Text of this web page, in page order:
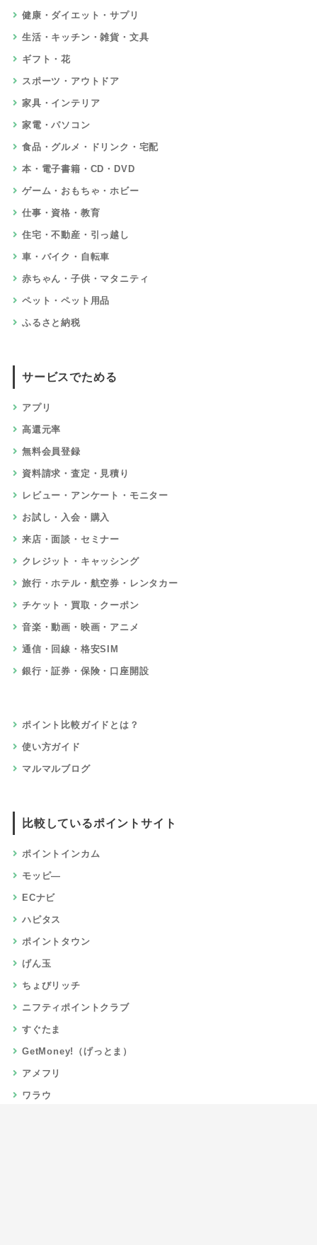
健康・ダイエット・サプリ
生活・キッチン・雑貨・文具
ギフト・花
スポーツ・アウトドア
家具・インテリア
家電・パソコン
食品・グルメ・ドリンク・宅配
本・電子書籍・CD・DVD
ゲーム・おもちゃ・ホビー
仕事・資格・教育
住宅・不動産・引っ越し
車・バイク・自転車
赤ちゃん・子供・マタニティ
ペット・ペット用品
ふるさと納税
サービスでためる
アプリ
高還元率
無料会員登録
資料請求・査定・見積り
レビュー・アンケート・モニター
お試し・入会・購入
来店・面談・セミナー
クレジット・キャッシング
旅行・ホテル・航空券・レンタカー
チケット・買取・クーポン
音楽・動画・映画・アニメ
通信・回線・格安SIM
銀行・証券・保険・口座開設
ポイント比較ガイドとは？
使い方ガイド
マルマルブログ
比較しているポイントサイト
ポイントインカム
モッピ―
ECナビ
ハピタス
ポイントタウン
げん玉
ちょびリッチ
ニフティポイントクラブ
すぐたま
GetMoney!（げっとま）
アメフリ
ワラウ